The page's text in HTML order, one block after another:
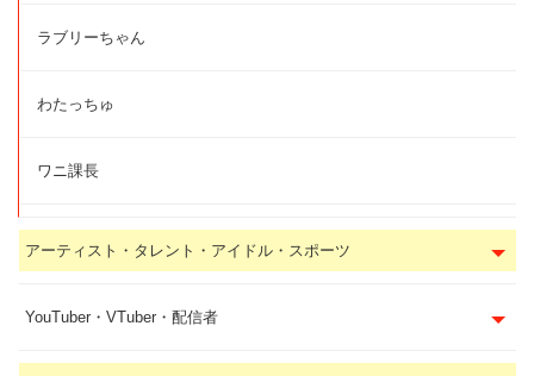
ラブリーちゃん
わたっちゅ
ワニ課長
アーティスト・タレント・アイドル・スポーツ
YouTuber・VTuber・配信者